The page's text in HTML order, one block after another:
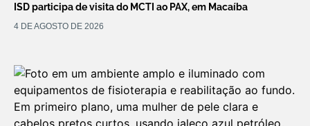
ISD participa de visita do MCTI ao PAX, em Macaíba
4 DE AGOSTO DE 2026